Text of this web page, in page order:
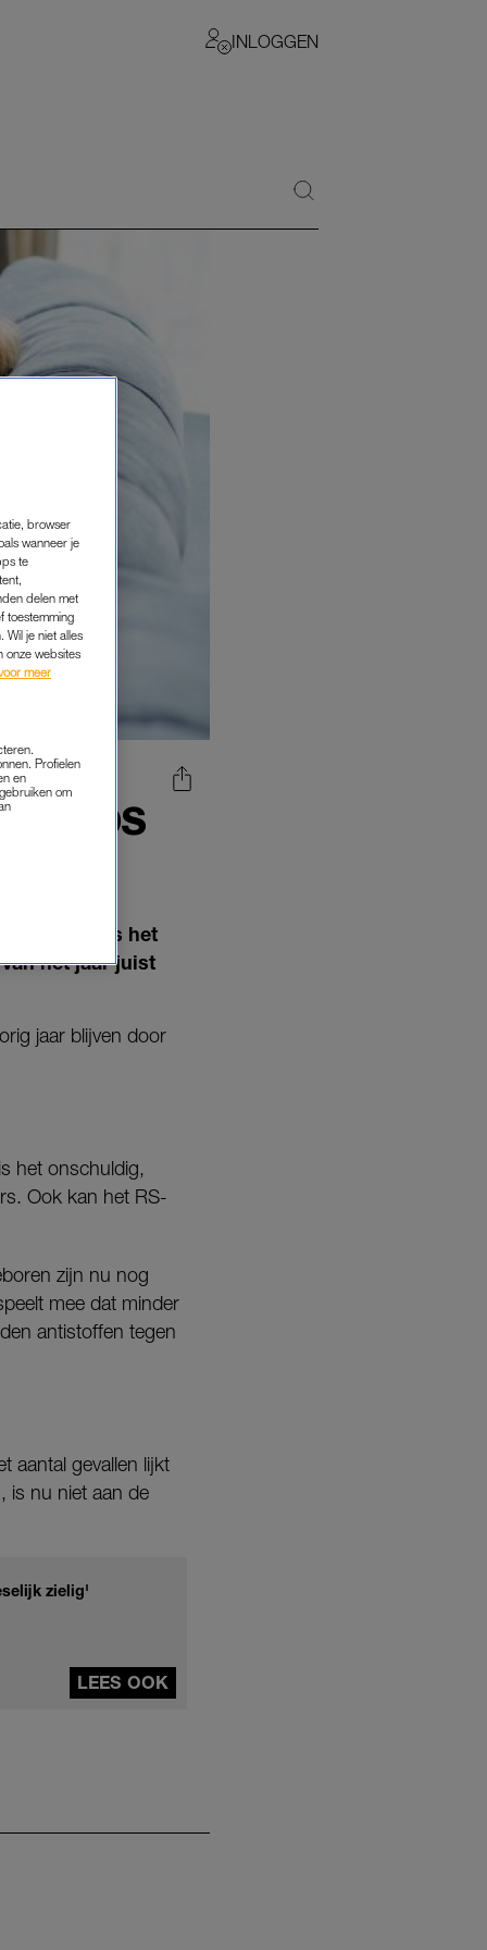
INLOGGEN
SINDS
vooral sinds het
het jaar juist
jaar blijven door
het onschuldig,
Ook kan het RS-
zijn nu nog
mee dat minder
antistoffen tegen
aantal gevallen lijkt
is nu niet aan de
zielig'
LEES OOK
browser
wanneer je
te
delen met
toestemming
Wil je niet alles
onze websites
meer
Profielen
en
om